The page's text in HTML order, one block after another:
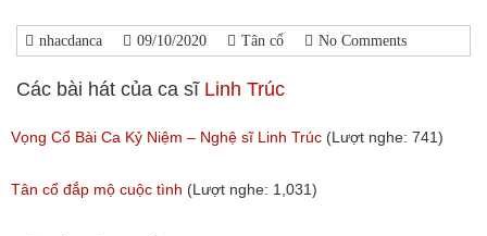
nhacdanca 09/10/2020 Tân cổ No Comments
Các bài hát của ca sĩ Linh Trúc
Vọng Cổ Bài Ca Kỷ Niệm – Nghệ sĩ Linh Trúc (Lượt nghe: 741)
Tân cổ đắp mộ cuộc tình (Lượt nghe: 1,031)